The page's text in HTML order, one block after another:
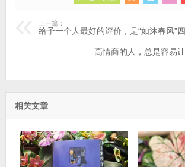
上一篇：
给予一个人最好的评价，是“如沐春风”
高情商的人，总是容易
相关文章